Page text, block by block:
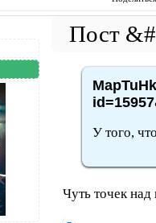
У того,
Чуть точек